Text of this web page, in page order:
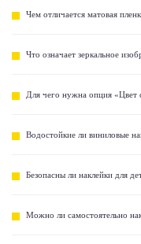
Чем отличается матовая
Что означает зеркальное
Для чего нужна опция «Цвет
Водостойкие ли виниловые
Безопасны ли наклейки для
Можно ли самостоятельно